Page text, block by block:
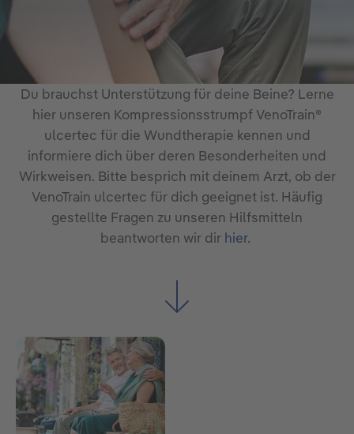
Du brauchst Unterstützung für deine Beine? Lerne
hier unseren Kompressionsstrumpf VenoTrain®
ulcertec für die Wundtherapie kennen und
informiere dich über deren Besonderheiten und
Wirkweisen. Bitte besprich mit deinem Arzt, ob der
VenoTrain ulcertec für dich geeignet ist. Häufig
gestellte Fragen zu unseren Hilfsmitteln
beantworten wir dir hier.